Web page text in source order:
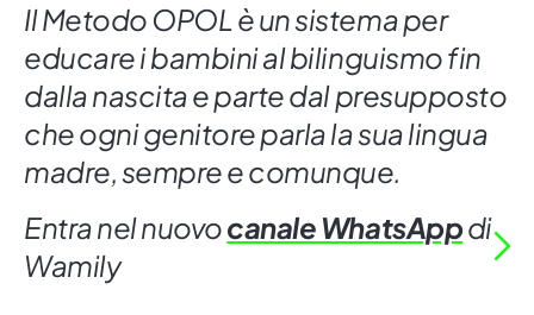
Il Metodo OPOL è un sistema per
educare i bambini al bilinguismo fin
dalla nascita e parte dal presupposto
che ogni genitore parla la sua lingua
madre, sempre e comunque.
Entra nel nuovocanale WhatsAppdi
Wamily